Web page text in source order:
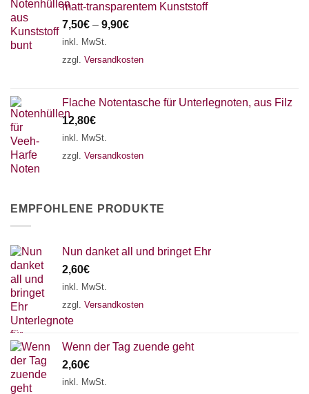
matt-transparentem Kunststoff
7,50€ – 9,90€
inkl. MwSt.
zzgl. Versandkosten
Flache Notentasche für Unterlegnoten, aus Filz
12,80€
inkl. MwSt.
zzgl. Versandkosten
EMPFOHLENE PRODUKTE
Nun danket all und bringet Ehr
2,60€
inkl. MwSt.
zzgl. Versandkosten
Wenn der Tag zuende geht
2,60€
inkl. MwSt.